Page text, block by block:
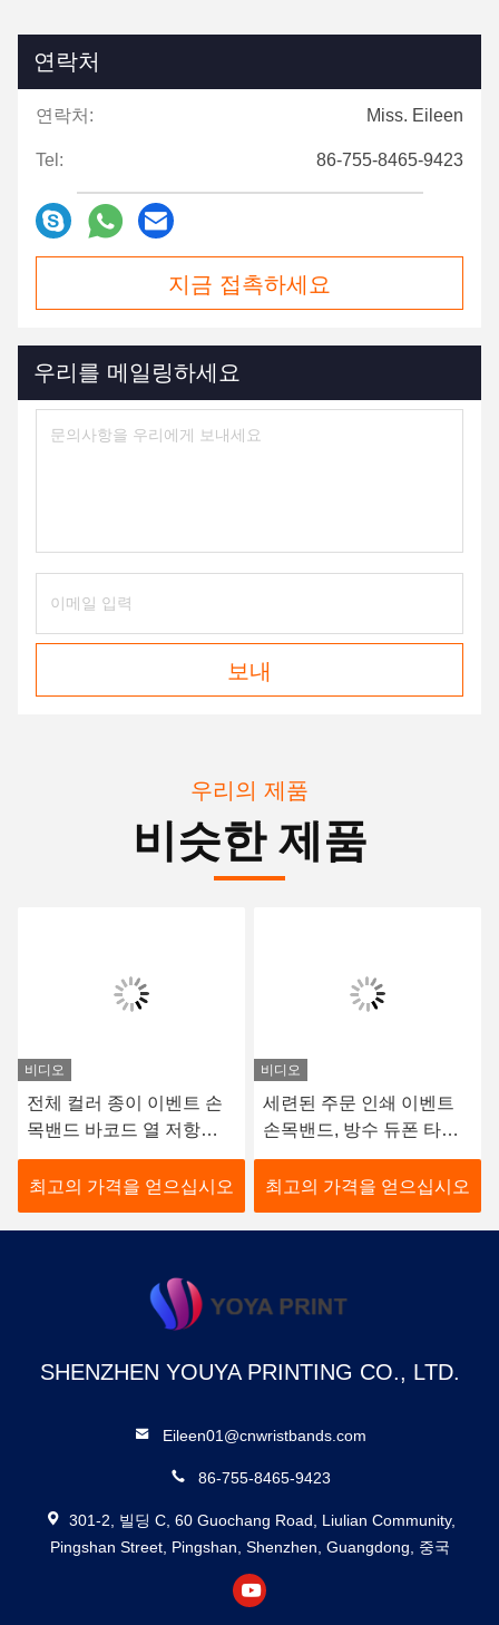
연락처
연락처: Miss. Eileen
Tel: 86-755-8465-9423
지금 접촉하세요
우리를 메일링하세요
보내
우리의 제품
비슷한 제품
비디오
전체 컬러 종이 이벤트 손
목밴드 바코드 열 저항
Tyvek 재료
최고의 가격을 얻으십시오
비디오
세련된 주문 인쇄 이벤트
손목밴드, 방수 듀폰 타이
벡 손목밴드
최고의 가격을 얻으십시오
SHENZHEN YOUYA PRINTING CO., LTD.
Eileen01@cnwristbands.com
86-755-8465-9423
301-2, 빌딩 C, 60 Guochang Road, Liulian Community,
Pingshan Street, Pingshan, Shenzhen, Guangdong, 중국